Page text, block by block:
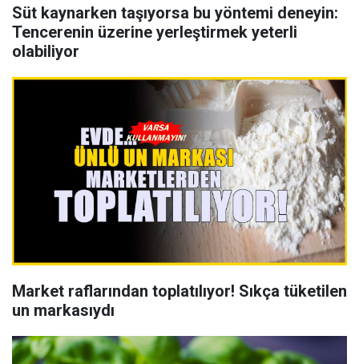
Süt kaynarken taşıyorsa bu yöntemi deneyin:
Tencerenin üzerine yerleştirmek yeterli
olabiliyor
Market raflarından toplatılıyor! Sıkça tüketilen
un markasıydı